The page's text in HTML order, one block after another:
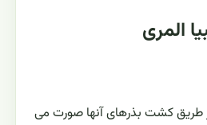
المری
طریق کشت بذرهای آنها صورت می